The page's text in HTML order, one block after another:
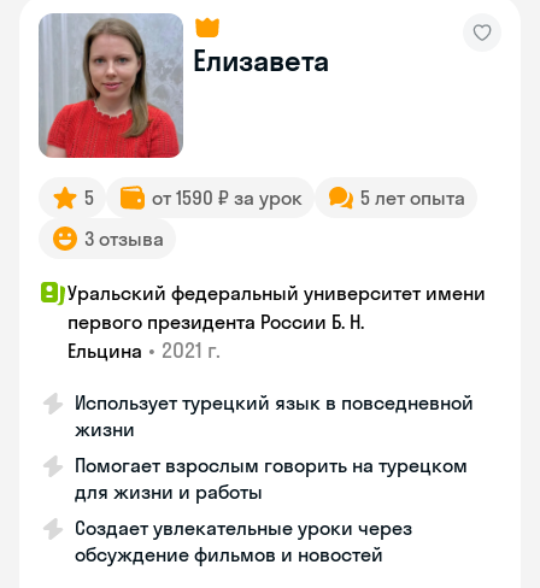
Елизавета
5 от 1590 ₽ за урок
5 лет опыта
3 отзыва
Уральский федеральный университет имени
первого президента России Б. Н.
Ельцина • 2021 г.
Использует турецкий язык в повседневной
жизни
Помогает взрослым говорить на турецком
для жизни и работы
Создает увлекательные уроки через
обсуждение фильмов и новостей